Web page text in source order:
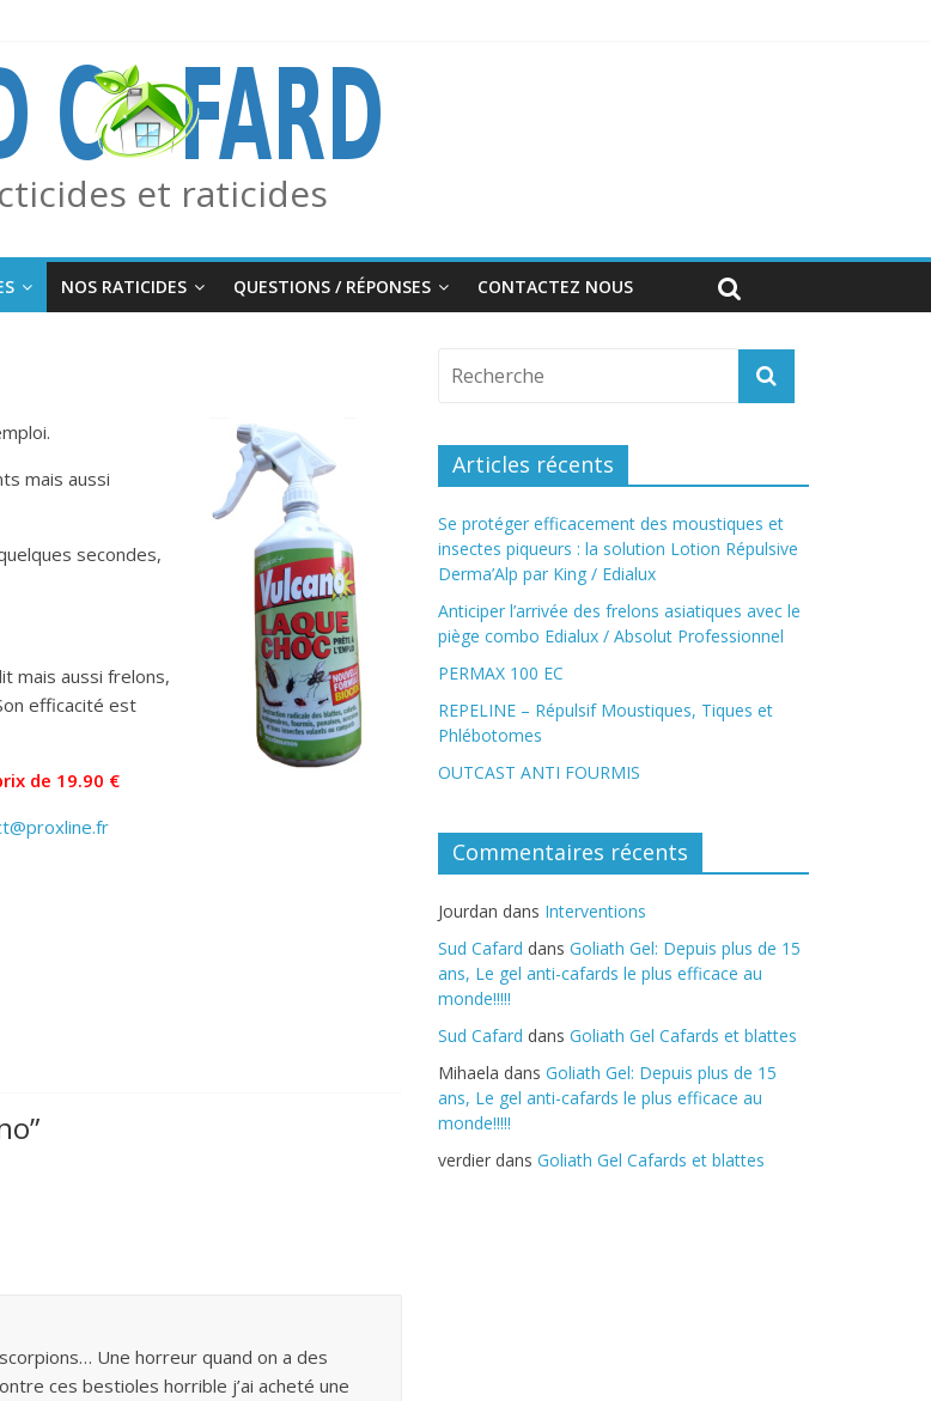
avec le piège combo Edialux / Absolut Professionnel
et Phlébotomes
et raticides
NOS RATICIDES QUESTIONS / RÉPONSES CONTACTEZ NOUS
mais aussi
secondes,
mais aussi frelons,
efficacité est
de 19.90 €
”
Une horreur quand on a des
ces bestioles horrible j’ai acheté une
Articles récents
Se protéger efficacement des moustiques et
insectes piqueurs : la solution Lotion Répulsive
Derma’Alp par King / Edialux
Anticiper l’arrivée des frelons asiatiques avec le
piège combo Edialux / Absolut Professionnel
PERMAX 100 EC
REPELINE – Répulsif Moustiques, Tiques et
Phlébotomes
OUTCAST ANTI FOURMIS
Commentaires récents
Jourdan dans Interventions
Sud Cafard dans Goliath Gel: Depuis plus de 15
ans, Le gel anti-cafards le plus efficace au
monde!!!!!
Sud Cafard dans Goliath Gel Cafards et blattes
Mihaela dans Goliath Gel: Depuis plus de 15
ans, Le gel anti-cafards le plus efficace au
monde!!!!!
verdier dans Goliath Gel Cafards et blattes